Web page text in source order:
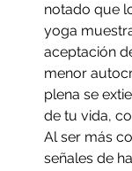
notado que
yoga
aceptación
menor
plena se
de tu vida,
Al ser más
señales de